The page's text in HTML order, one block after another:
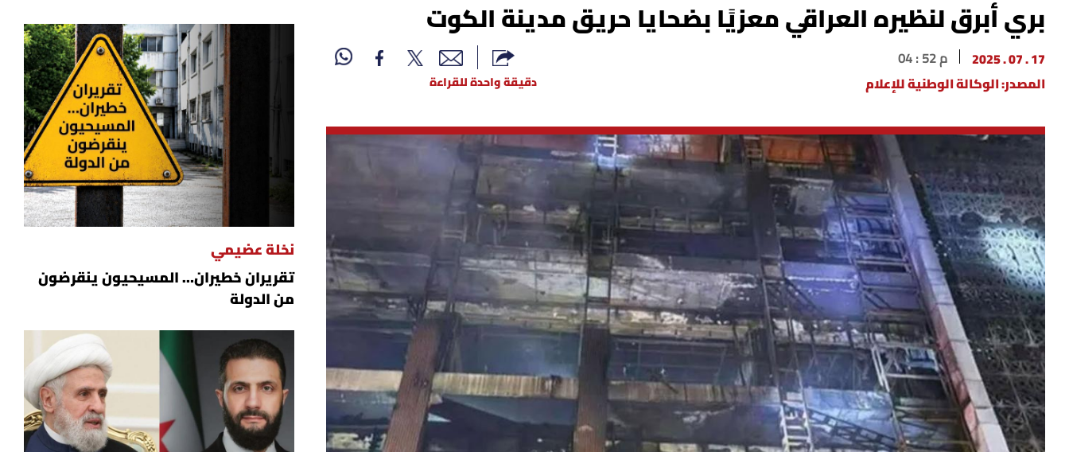
بري أبرق لنظيره العراقي معزيًا بضحايا حريق مدينة الكوت
17 . 07 . 2025 04 : 52 م
دقيقة واحدة للقراءة المصدر: الوكالة الوطنية للإعلام
نخلة عضيمي
تقريران خطيران… المسيحيون ينقرضون
من الدولة